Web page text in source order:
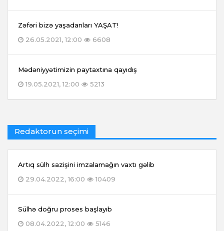
Zəfəri bizə yaşadanları YAŞAT!
26.05.2021, 12:00
6608
Mədəniyyətimizin paytaxtına qayıdış
19.05.2021, 12:00
5213
Redaktorun seçimi
Artıq sülh sazişini imzalamağın vaxtı gəlib
29.04.2022, 16:00
10409
Sülhə doğru proses başlayıb
08.04.2022, 12:00
5146